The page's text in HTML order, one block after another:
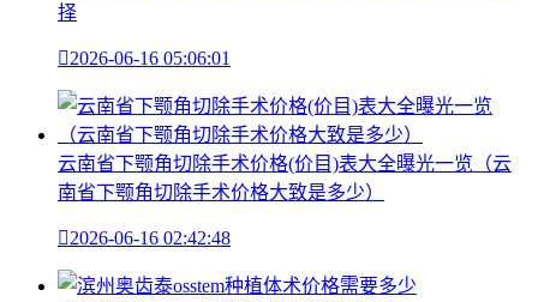
择
2026-06-16 05:06:01
云南省下颚角切除手术价格(价目)表大全曝光一览（云
南省下颚角切除手术价格大致是多少）
2026-06-16 02:42:48